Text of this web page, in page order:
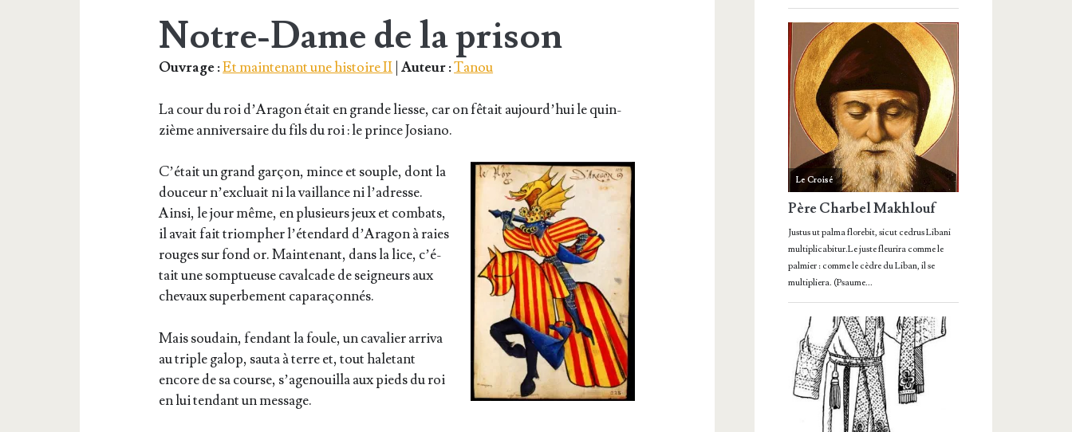
Notre-Dame de la prison
Ouvrage :Et maintenant une histoire II |Auteur :Tanou
La cour du roi d’A­ra­gon était en grande liesse, car on fêtait aujourd’­hui le quin­
zième anni­ver­saire du fils du roi : le prince Josiano.
C’é­tait un grand gar­çon, mince et souple, dont la
dou­ceur n’ex­cluait ni la vaillance ni l’a­dresse.
Ain­si, le jour même, en plu­sieurs jeux et com­bats,
il avait fait triom­pher l’é­ten­dard d’A­ra­gon à raies
rouges sur fond or. Main­te­nant, dans la lice, c’é­
tait une somp­tueuse caval­cade de sei­gneurs aux
che­vaux super­be­ment caparaçonnés.
Mais sou­dain, fen­dant la foule, un cava­lier arri­va
au triple galop, sau­ta à terre et, tout hale­tant
encore de sa course, s’a­ge­nouilla aux pieds du roi
en lui ten­dant un message.